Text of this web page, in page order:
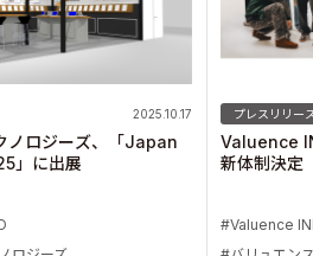
2025.10.17
ノロジーズ、「Japan
」に出展
プレスリリー
Valuence
新体制決定
Valuence